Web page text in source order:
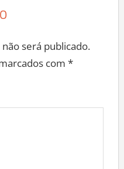
será publicado.
com *